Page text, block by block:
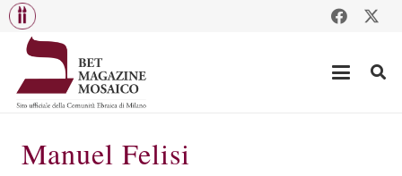
Manuel Felisi